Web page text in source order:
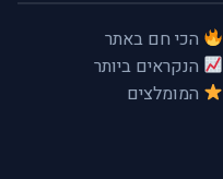
הכי חם באתר
הנקראים ביותר
המומלצים